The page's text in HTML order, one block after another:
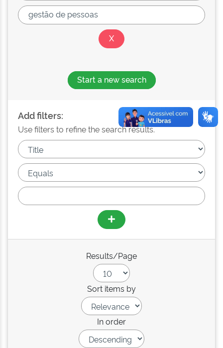
Start a new search
Add filters:
Use filters to refine the search results.
Results/Page
Sort items by
In order